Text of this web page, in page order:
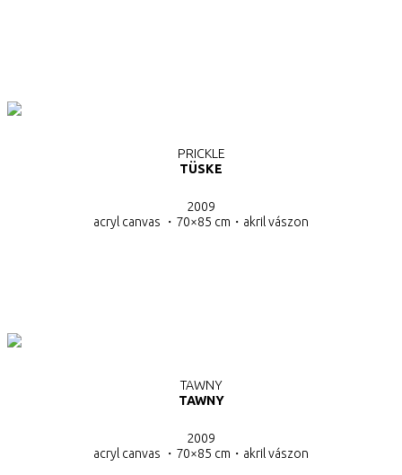
PRICKLE
TÜSKE
2009
acryl canvas ・70×85 cm・ akril vászon
TAWNY
TAWNY
2009
acryl canvas ・70×85 cm・ akril vászon